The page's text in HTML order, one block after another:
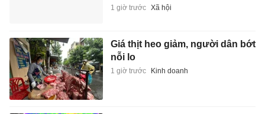
1 giờ trước Xã hội
Giá thịt heo giảm, người dân bớt
nỗi lo
1 giờ trước Kinh doanh